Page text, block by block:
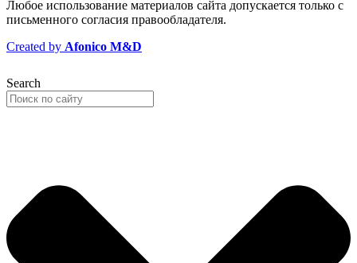
Любое использование материалов сайта допускается только с
письменного согласия правообладателя.
Created by Afonico M&D
Search